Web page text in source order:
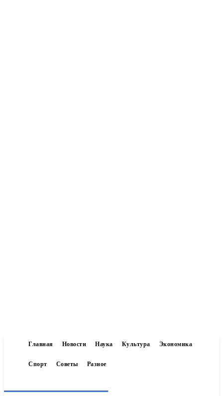
Главная Новости Наука Культура Экономика
Спорт Советы Разное